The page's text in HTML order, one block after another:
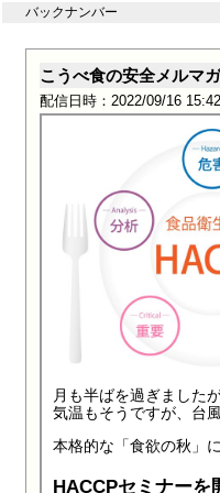
バックナンバー
こうべ食の安全メルマ
配信日時：2022/09/16 15:42